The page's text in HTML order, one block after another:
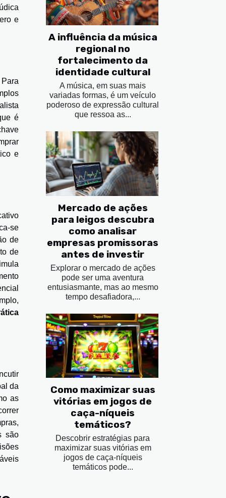
e
é
e
se
de
de
da
as
são
A influência da música
regional no
fortalecimento da
identidade cultural
A música, em suas mais
variadas formas, é um veículo
poderoso de expressão cultural
que ressoa as...
Mercado de ações
para leigos descubra
como analisar
empresas promissoras
antes de investir
Explorar o mercado de ações
pode ser uma aventura
entusiasmante, mas ao mesmo
tempo desafiadora,...
Como maximizar suas
vitórias em jogos de
caça-níqueis
temáticos?
Descobrir estratégias para
maximizar suas vitórias em
jogos de caça-níqueis
temáticos pode...